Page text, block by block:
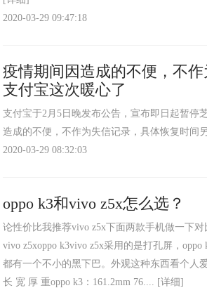
2020-03-29 09:47:18
疫情期间因造成的不便，不作
支付宝这次暖心了
支付宝于2月5日晚发布公告，宣布即日起暂停
造成的不便，不作为失信记录，具体恢复时间
2020-03-29 08:32:03
oppo k3和vivo z5x怎么选？
论性价比我推荐vivo z5x下面两款手机做一下
vivo z5xoppo k3vivo z5x采用的是打孔屏，oppo
都有一个不小的黑下巴。外观这种东西看个人
长 宽 厚 重oppo k3：161.2mm 76.... [详细]